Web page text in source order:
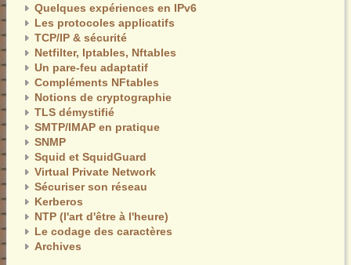
Quelques expériences en IPv6
Les protocoles applicatifs
TCP/IP & sécurité
Netfilter, Iptables, Nftables
Un pare-feu adaptatif
Compléments NFtables
Notions de cryptographie
TLS démystifié
SMTP/IMAP en pratique
SNMP
Squid et SquidGuard
Virtual Private Network
Sécuriser son réseau
Kerberos
NTP (l'art d'être à l'heure)
Le codage des caractères
Archives